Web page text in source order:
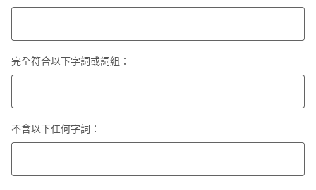
完全符合以下字詞或詞組：
不含以下任何字詞：